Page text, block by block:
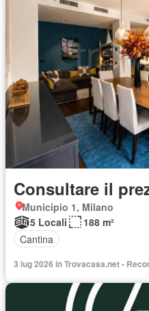
Consultare il
Municipio 1, Milano
5 Locali
188 m²
Cantina
3 lug 2026 in Trovacasa.net -